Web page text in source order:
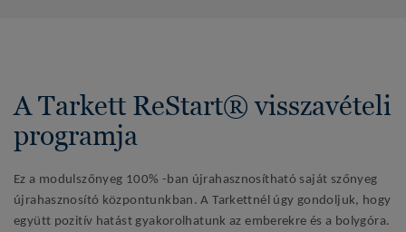
A Tarkett ReStart® visszavételi
programja
Ez a modulszőnyeg 100% -ban újrahasznosítható saját szőnyeg
újrahasznosító központunkban. A Tarkettnél úgy gondoljuk, hogy
együtt pozitív hatást gyakorolhatunk az emberekre és a bolygóra.